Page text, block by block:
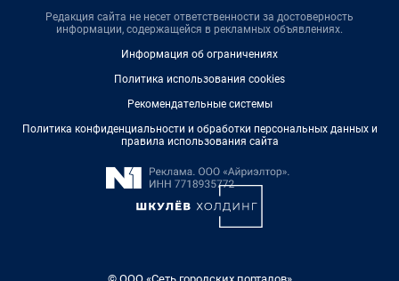
Редакция сайта не несет ответственности за достоверность
информации, содержащейся в рекламных объявлениях.
Информация об ограничениях
Политика использования cookies
Рекомендательные системы
Политика конфиденциальности и обработки персональных данных и
правила использования сайта